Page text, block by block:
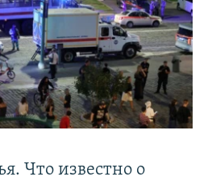
Что известно о